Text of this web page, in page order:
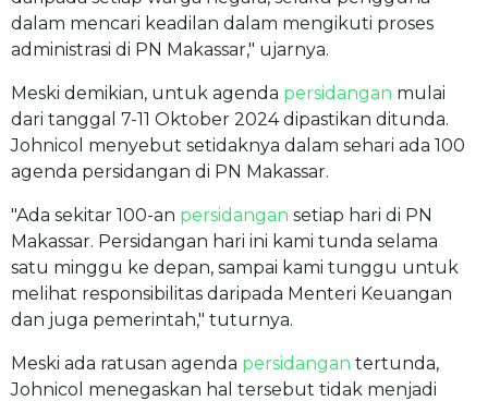
dalam mencari keadilan dalam mengikuti proses
administrasi di PN Makassar," ujarnya.
Meski demikian, untuk agenda persidangan mulai
dari tanggal 7-11 Oktober 2024 dipastikan ditunda.
Johnicol menyebut setidaknya dalam sehari ada 100
agenda persidangan di PN Makassar.
"Ada sekitar 100-an persidangan setiap hari di PN
Makassar. Persidangan hari ini kami tunda selama
satu minggu ke depan, sampai kami tunggu untuk
melihat responsibilitas daripada Menteri Keuangan
dan juga pemerintah," tuturnya.
Meski ada ratusan agenda persidangan tertunda,
Johnicol menegaskan hal tersebut tidak menjadi